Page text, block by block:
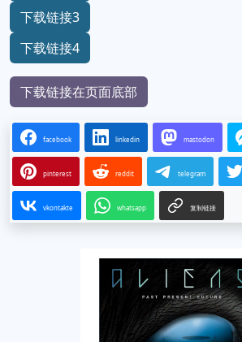
下载链接3
下载链接4
下载链接在页面底部
facebook linkedin mastodon
pinterest reddit telegram
vkontakte whatsapp 复制链接